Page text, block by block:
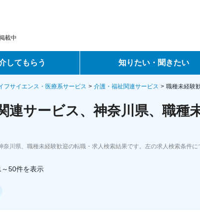
載中
してもらう
ス
トサービス
知りたい・聞きたい
転職ノウハウ
データで見る転職
フサイエンス・医療系サービス 介護・福祉関連サービス 職種未経験
連サービス、神奈川県、職種
川県、職種未経験歓迎の転職・求人検索結果です。左の求人検索条件に
～50件を表示